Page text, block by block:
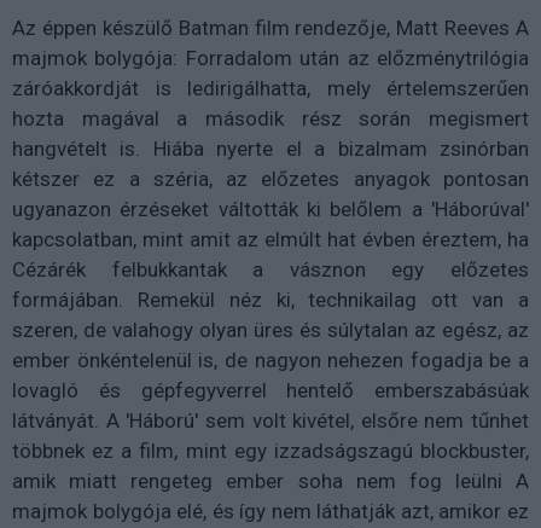
Az éppen készülő Batman film rendezője, Matt Reeves A
majmok bolygója: Forradalom után az előzménytrilógia
záróakkordját is ledirigálhatta, mely értelemszerűen
hozta magával a második rész során megismert
hangvételt is. Hiába nyerte el a bizalmam zsinórban
kétszer ez a széria, az előzetes anyagok pontosan
ugyanazon érzéseket váltották ki belőlem a 'Háborúval'
kapcsolatban, mint amit az elmúlt hat évben éreztem, ha
Cézárék felbukkantak a vásznon egy előzetes
formájában. Remekül néz ki, technikailag ott van a
szeren, de valahogy olyan üres és súlytalan az egész, az
ember önkéntelenül is, de nagyon nehezen fogadja be a
lovagló és gépfegyverrel hentelő emberszabásúak
látványát. A 'Háború' sem volt kivétel, elsőre nem tűnhet
többnek ez a film, mint egy izzadságszagú blockbuster,
amik miatt rengeteg ember soha nem fog leülni A
majmok bolygója elé, és így nem láthatják azt, amikor ez